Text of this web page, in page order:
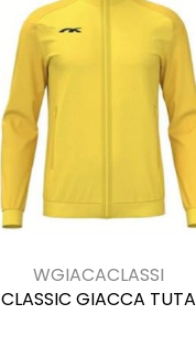
WGIACACLASSI
CLASSIC GIACCA TUTA